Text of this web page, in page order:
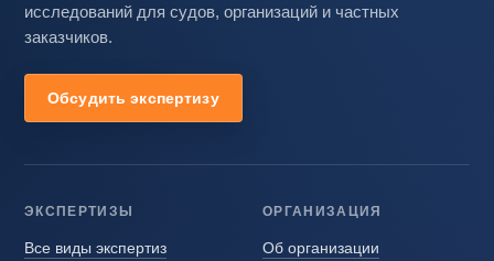
исследований для судов, организаций и частных
заказчиков.
Обсудить экспертизу
ЭКСПЕРТИЗЫ
Все виды экспертиз
ОРГАНИЗАЦИЯ
Об организации